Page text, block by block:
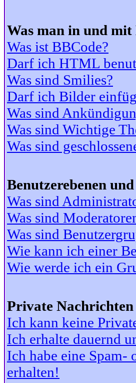
Was man in und
Was ist BBCode?
Darf ich HTML
Was sind Smilies?
Darf ich Bilder
Was sind
Was sind Wichtige
Was sind
Benutzerebenen
Was sind
Was sind
Was sind
Wie kann ich einer
Wie werde ich ein
Private Nachrichten
Ich kann keine
Ich erhalte dauernd
Ich habe eine Spam-
erhalten!